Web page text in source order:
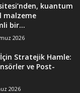
kuantum
malzeme
bir...
2026
İçin Stratejik Hamle:
ve Post-
2026